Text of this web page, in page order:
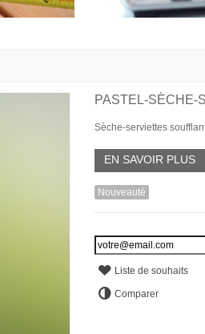
PASTEL-SÈCHE-
Sèche-serviettes
EN SAVOIR PLUS
Nouveauté
Liste de souhaits
Comparer